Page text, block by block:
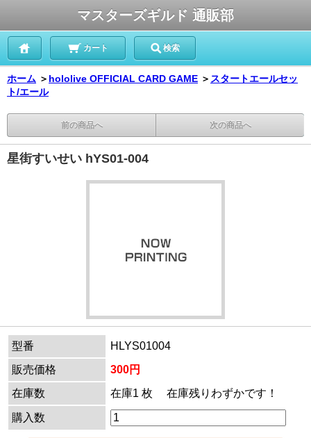
マスターズギルド 通販部
カート 検索
ホーム ＞ hololive OFFICIAL CARD GAME ＞ スタートエールセッ
ト/エール
前の商品へ 次の商品へ
星街すいせい hYS01-004
型番
HLYS01004
販売価格
300円
在庫数
在庫1 枚 在庫残りわずかです！
購入数